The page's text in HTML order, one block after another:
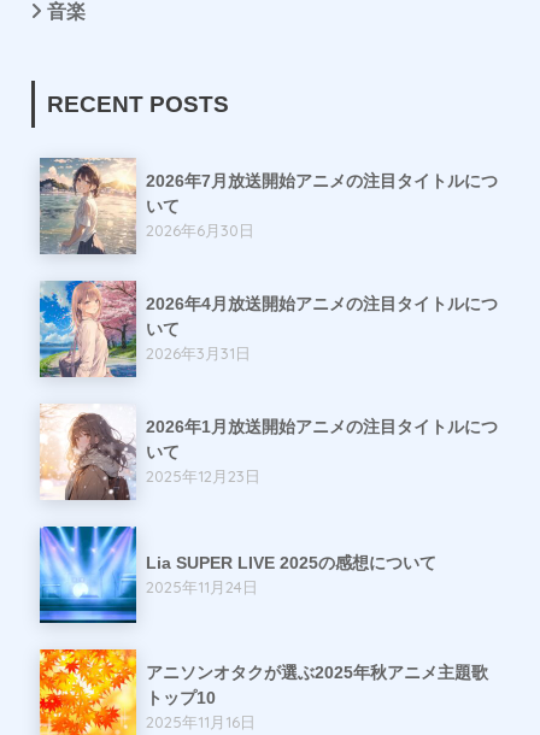
音楽
RECENT POSTS
2026年7月放送開始アニメの注目タイトルにつ
いて
2026年6月30日
2026年4月放送開始アニメの注目タイトルにつ
いて
2026年3月31日
2026年1月放送開始アニメの注目タイトルにつ
いて
2025年12月23日
Lia SUPER LIVE 2025の感想について
2025年11月24日
アニソンオタクが選ぶ2025年秋アニメ主題歌
トップ10
2025年11月16日